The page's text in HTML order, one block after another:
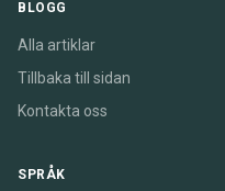
BLOGG
Alla artiklar
Tillbaka till sidan
Kontakta oss
SPRÅK